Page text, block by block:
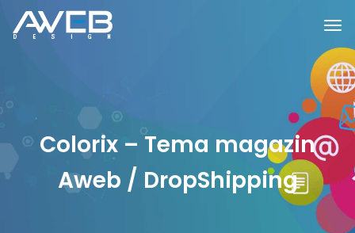
Colorix – Tema magazin
Aweb / DropShipping